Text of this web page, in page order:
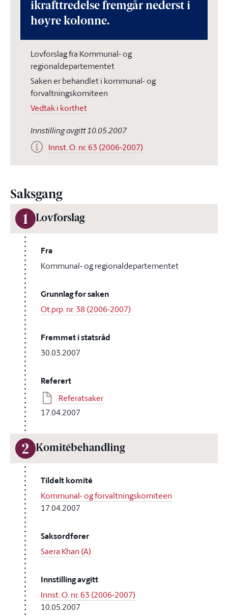
ikrafttredelse fremgår nederst i
høyre kolonne.
Lovforslag fra Kommunal- og
regionaldepartementet
Saken er behandlet i kommunal- og
forvaltningskomiteen
Vedtak i korthet
Innstilling avgitt 10.05.2007
Innst. O. nr. 63 (2006-2007)
Saksgang
1 Lovforslag
Fra
Kommunal- og regionaldepartementet
Grunnlag for saken
Ot.prp. nr. 38 (2006-2007)
Fremmet i statsråd
30.03.2007
Referert
Referatsaker
17.04.2007
2 Komitébehandling
Tildelt komité
Kommunal- og forvaltningskomiteen
17.04.2007
Saksordfører
Saera Khan (A)
Innstilling avgitt
Innst. O. nr. 63 (2006-2007)
10.05.2007